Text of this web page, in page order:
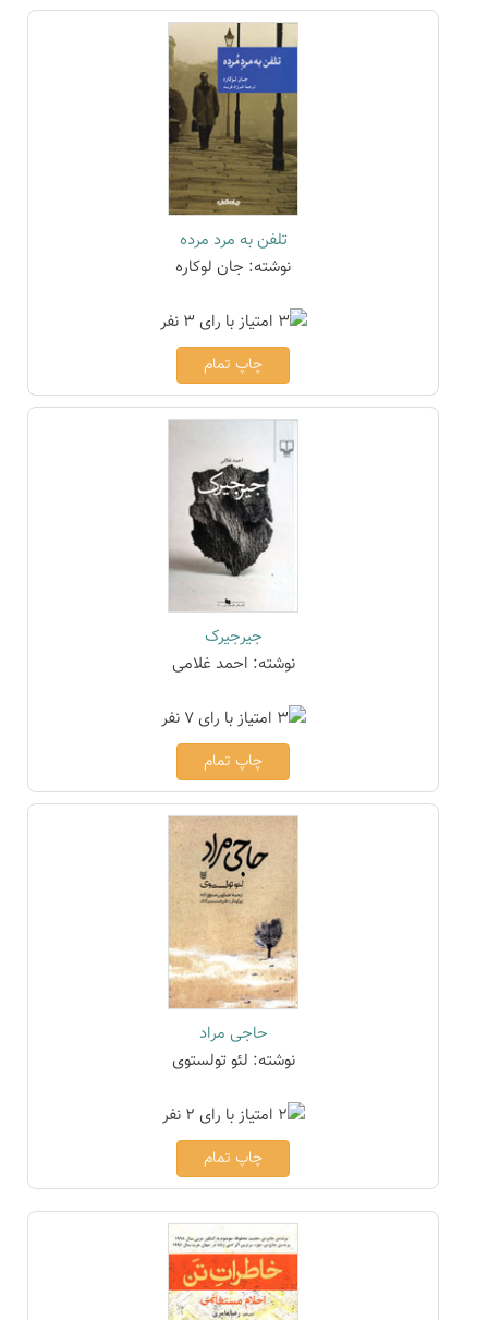
تلفن به مرد مرده
نوشته: جان لوکاره
چاپ تمام
جیرجیرک
نوشته: احمد غلامی
چاپ تمام
حاجی مراد
نوشته: لئو تولستوی
چاپ تمام